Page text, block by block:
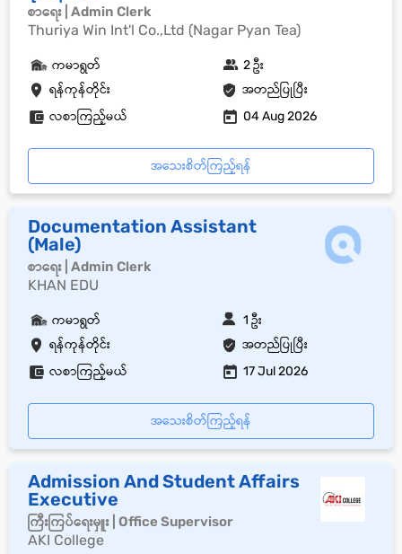
စာရေး | Admin Clerk
Thuriya Win Int'l Co.,Ltd (Nagar Pyan Tea)
ရန်ကုန်တိုင်း အတည်ပြုပြီး
ကမာရွတ် 2 ဦး
လစာကြည့်မယ် 04 Aug 2026
အသေးစိတ်ကြည့်ရန်
Documentation Assistant
(Male)
စာရေး | Admin Clerk
KHAN EDU
ရန်ကုန်တိုင်း အတည်ပြုပြီး
ကမာရွတ် 1 ဦး
လစာကြည့်မယ် 17 Jul 2026
အသေးစိတ်ကြည့်ရန်
Admission And Student Affairs
Executive
ကြီးကြပ်ရေးမှူး | Office Supervisor
AKI College